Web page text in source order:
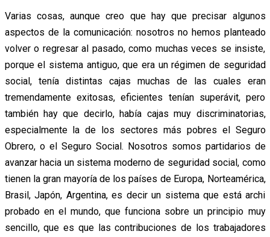
Varias cosas, aunque creo que hay que precisar algunos
aspectos de la comunicación: nosotros no hemos planteado
volver o regresar al pasado, como muchas veces se insiste,
porque el sistema antiguo, que era un régimen de seguridad
social, tenía distintas cajas muchas de las cuales eran
tremendamente exitosas, eficientes tenían superávit, pero
también hay que decirlo, había cajas muy discriminatorias,
especialmente la de los sectores más pobres el Seguro
Obrero, o el Seguro Social. Nosotros somos partidarios de
avanzar hacia un sistema moderno de seguridad social, como
tienen la gran mayoría de los países de Europa, Norteamérica,
Brasil, Japón, Argentina, es decir un sistema que está archi
probado en el mundo, que funciona sobre un principio muy
sencillo, que es que las contribuciones de los trabajadores